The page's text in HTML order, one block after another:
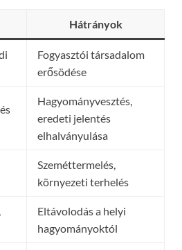
Hátrányok
Fogyasztói társadalom
erősödése
Hagyományvesztés,
eredeti jelentés
elhalványulása
Szeméttermelés,
környezeti terhelés
Eltávolodás a helyi
hagyományoktól